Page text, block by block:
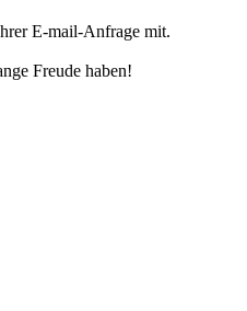
E-mail-Anfrage mit.
Freude haben!